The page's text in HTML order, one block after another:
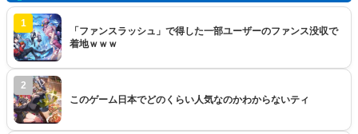
1
「ファンスラッシュ」で得した一部ユーザーのファンス没収で
着地ｗｗｗ
2
このゲーム日本でどのくらい人気なのかわからないティ